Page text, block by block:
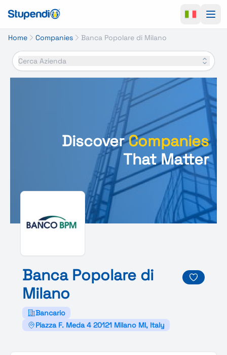
Home Companies Banca Popolare di Milano
Cerca Azienda
DiscoverCompanies
That Matter
Banca Popolare di
Milano
Bancario
Piazza F. Meda 4 20121 Milano MI, Italy